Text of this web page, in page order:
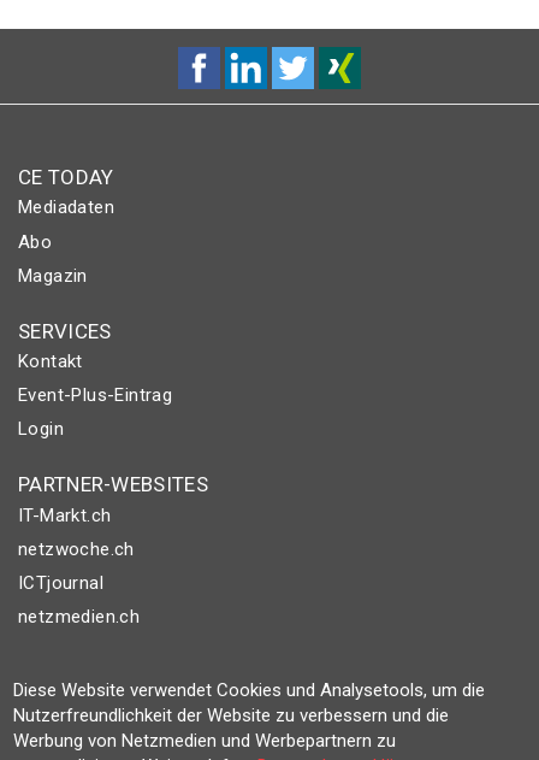
CE TODAY
Mediadaten
Abo
Magazin
SERVICES
Kontakt
Event-Plus-Eintrag
Login
PARTNER-WEBSITES
IT-Markt.ch
netzwoche.ch
ICTjournal
netzmedien.ch
Impressum
AGB
Diese Website verwendet Cookies und Analysetools, um die
Nutzerfreundlichkeit der Website zu verbessern und die
Werbung von Netzmedien und Werbepartnern zu